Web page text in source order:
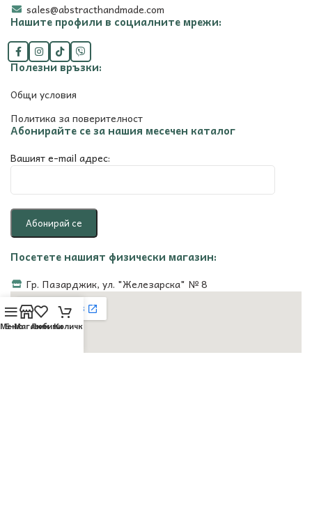
sales@abstracthandmade.com
Нашите профили в социалните мрежи:
Полезни връзки:
Общи условия
Политика за поверителност
Абонирайте се за нашия месечен каталог
Вашият e-mail адрес:
Посетете нашият физически магазин:
Гр. Пазарджик, ул. "Железарска" № 8
Меню
Е-Магазин
ЛюбимиКоличка